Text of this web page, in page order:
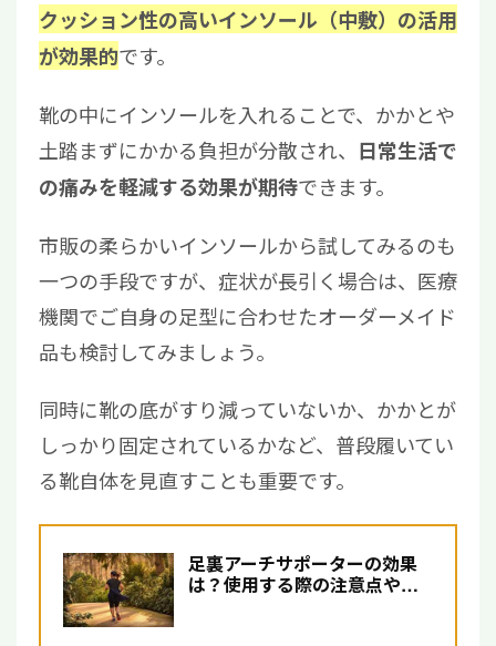
クッション性の高いインソール（中敷）の活用
が効果的です。
靴の中にインソールを入れることで、かかとや
土踏まずにかかる負担が分散され、 日常生活で
の痛みを軽減する効果が期待できます。
市販の柔らかいインソールから試してみるのも
一つの手段ですが、症状が長引く場合は、医療
機関でご自身の足型に合わせたオーダーメイド
品も検討してみましょう。
同時に靴の底がすり減っていないか、かかとが
しっかり固定されているかなど、普段履いてい
る靴自体を見直すことも重要です。
足裏アーチサポーターの効果
は？使用する際の注意点や足